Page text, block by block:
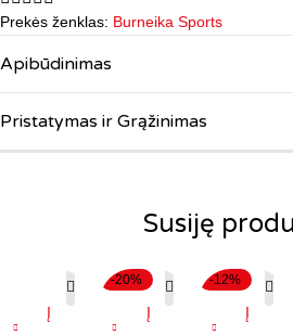
Prekės ženklas: Burneika Sports
Apibūdinimas
Pristatymas ir Grąžinimas
Susiję
Į
-20%
Į
-12%
Į